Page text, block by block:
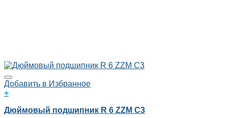
Добавить в Избранное
+
Дюймовый подшипник R 6 ZZM C3